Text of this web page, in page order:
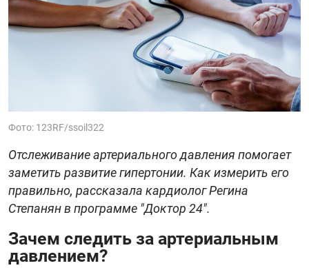
Фото: 123RF/ssoil322
Отслеживание артериального давления помогает
заметить развитие гипертонии. Как измерить его
правильно, рассказала кардиолог Регина
Степанян в программе "Доктор 24".
Зачем следить за артериальным
давлением?